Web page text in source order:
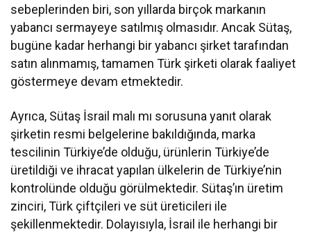
sebeplerinden biri, son yıllarda birçok markanın
yabancı sermayeye satılmış olmasıdır. Ancak Sütaş,
bugüne kadar herhangi bir yabancı şirket tarafından
satın alınmamış, tamamen Türk şirketi olarak faaliyet
göstermeye devam etmektedir.
Ayrıca, Sütaş İsrail malı mı sorusuna yanıt olarak
şirketin resmi belgelerine bakıldığında, marka
tescilinin Türkiye’de olduğu, ürünlerin Türkiye’de
üretildiği ve ihracat yapılan ülkelerin de Türkiye’nin
kontrolünde olduğu görülmektedir. Sütaş’ın üretim
zinciri, Türk çiftçileri ve süt üreticileri ile
şekillenmektedir. Dolayısıyla, İsrail ile herhangi bir